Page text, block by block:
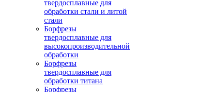
твердосплавные для
обработки стали и литой
стали
Борфрезы
твердосплавные для
высокопроизводительной
обработки
Борфрезы
твердосплавные для
обработки титана
Борфрезы